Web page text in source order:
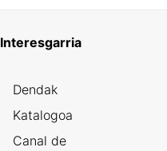
Interesgarria
Dendak
Katalogoa
Canal de